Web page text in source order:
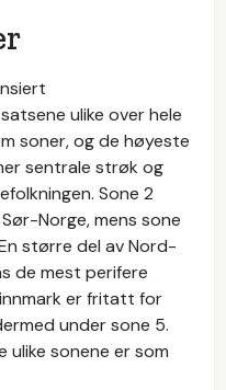
ulike over hele
soner, og de høyeste
sentrale strøk og
Sone 2
Norge, mens sone
større del av Nord-
de mest perifere
er fritatt for
under sone 5.
ulike sonene er som